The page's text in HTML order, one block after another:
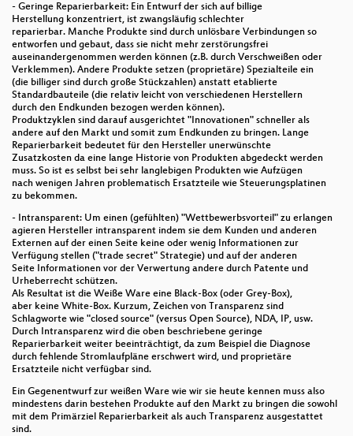
- Geringe Reparierbarkeit: Ein Entwurf der sich auf billige
Herstellung konzentriert, ist zwangsläufig schlechter
reparierbar. Manche Produkte sind durch unlösbare Verbindungen so
entworfen und gebaut, dass sie nicht mehr zerstörungsfrei
auseinandergenommen werden können (z.B. durch Verschweißen oder
Verklemmen). Andere Produkte setzen (proprietäre) Spezialteile ein
(die billiger sind durch große Stückzahlen) anstatt etablierte
Standardbauteile (die relativ leicht von verschiedenen Herstellern
durch den Endkunden bezogen werden können).
Produktzyklen sind darauf ausgerichtet "Innovationen" schneller als
andere auf den Markt und somit zum Endkunden zu bringen. Lange
Reparierbarkeit bedeutet für den Hersteller unerwünschte
Zusatzkosten da eine lange Historie von Produkten abgedeckt werden
muss. So ist es selbst bei sehr langlebigen Produkten wie Aufzügen
nach wenigen Jahren problematisch Ersatzteile wie Steuerungsplatinen
zu bekommen.
- Intransparent: Um einen (gefühlten) "Wettbewerbsvorteil" zu erlangen
agieren Hersteller intransparent indem sie dem Kunden und anderen
Externen auf der einen Seite keine oder wenig Informationen zur
Verfügung stellen ("trade secret" Strategie) und auf der anderen
Seite Informationen vor der Verwertung andere durch Patente und
Urheberrecht schützen.
Als Resultat ist die Weiße Ware eine Black-Box (oder Grey-Box),
aber keine White-Box. Kurzum, Zeichen von Transparenz sind
Schlagworte wie "closed source" (versus Open Source), NDA, IP, usw.
Durch Intransparenz wird die oben beschriebene geringe
Reparierbarkeit weiter beeinträchtigt, da zum Beispiel die Diagnose
durch fehlende Stromlaufpläne erschwert wird, und proprietäre
Ersatzteile nicht verfügbar sind.
Ein Gegenentwurf zur weißen Ware wie wir sie heute kennen muss also
mindestens darin bestehen Produkte auf den Markt zu bringen die sowohl
mit dem Primärziel Reparierbarkeit als auch Transparenz ausgestattet
sind.